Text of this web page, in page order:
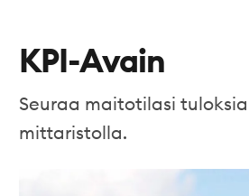
KPI-Avain
Seuraa maitotilasi
mittaristolla.